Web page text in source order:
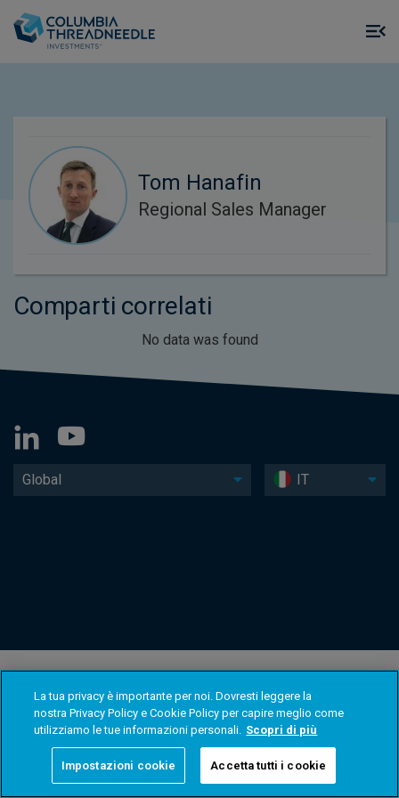
Tom Hanafin
Regional Sales Manager
Comparti correlati
No data was found
Global IT
La tua privacy è importante per noi. Dovresti leggere la
nostra Privacy Policy e Cookie Policy per capire meglio come
utilizziamo le tue informazioni personali. Scopri di più
Impostazioni cookie Accetta tutti i cookie